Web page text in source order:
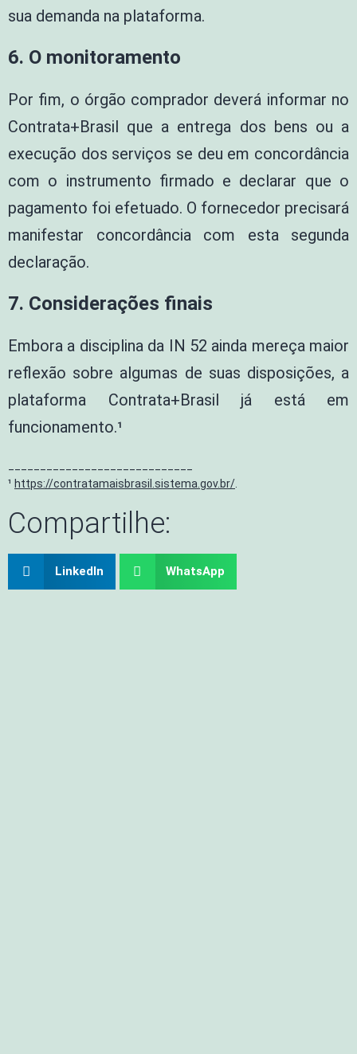
sua demanda na plataforma.
6. O monitoramento
Por fim, o órgão comprador deverá informar no
Contrata+Brasil que a entrega dos bens ou a
execução dos serviços se deu em concordância
com o instrumento firmado e declarar que o
pagamento foi efetuado. O fornecedor precisará
manifestar concordância com esta segunda
declaração.
7. Considerações finais
Embora a disciplina da IN 52 ainda mereça maior
reflexão sobre algumas de suas disposições, a
plataforma Contrata+Brasil já está em
funcionamento.¹
¹ https://contratamaisbrasil.sistema.gov.br/.
Compartilhe:
LinkedIn WhatsApp